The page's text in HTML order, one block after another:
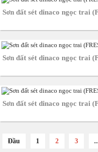
Sơn đất sét dinaco ngọc trai
Sơn đất sét dinaco ngọc trai
Sơn đất sét dinaco ngọc trai
Đầu 1 2 3